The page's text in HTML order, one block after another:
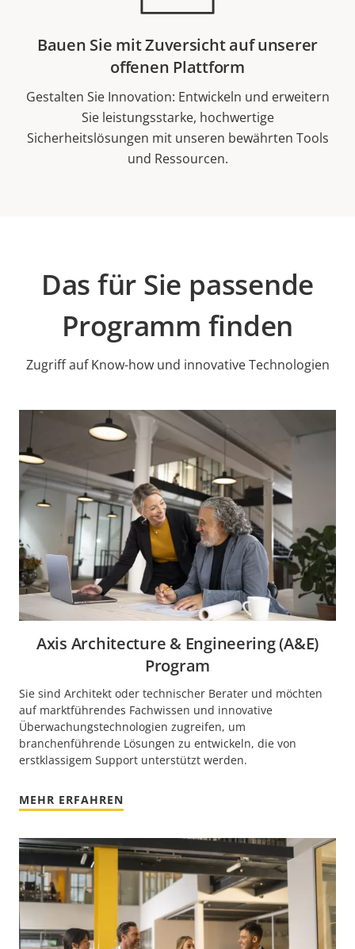
Bauen Sie mit Zuversicht auf unserer
offenen Plattform
Gestalten Sie Innovation: Entwickeln und erweitern
Sie leistungsstarke, hochwertige
Sicherheitslösungen mit unseren bewährten Tools
und Ressourcen.
Das für Sie passende
Programm finden
Zugriff auf Know-how und innovative Technologien
Axis Architecture & Engineering (A&E)
Program
Sie sind Architekt oder technischer Berater und möchten
auf marktführendes Fachwissen und innovative
Überwachungstechnologien zugreifen, um
branchenführende Lösungen zu entwickeln, die von
erstklassigem Support unterstützt werden.
MEHR ERFAHREN